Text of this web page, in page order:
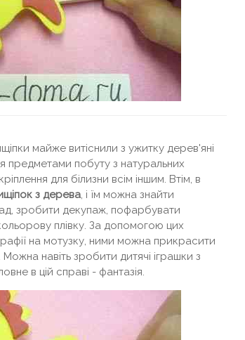
майже витіснили з ужитку дерев'яні
предметами побуту з натуральних
для білизни всім іншим. Втім, в
з дерева, і їм можна знайти
зробити декупаж, пофарбувати
плівку. За допомогою цих
на мотузку, ними можна прикрасити
навіть зробити дитячі іграшки з
в цій справі - фантазія.